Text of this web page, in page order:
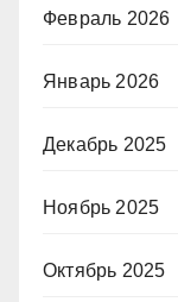
Февраль 2026
Январь 2026
Декабрь 2025
Ноябрь 2025
Октябрь 2025